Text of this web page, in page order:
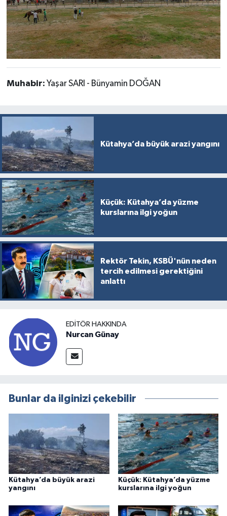
Muhabir: Yaşar SARI - Bünyamin DOĞAN
Kütahya’da büyük arazi yangını
Küçük: Kütahya’da yüzme
kurslarına ilgi yoğun
Rektör Tekin, KSBÜ'nün neden
tercih edilmesi gerektiğini
anlattı
EDITÖR HAKKINDA
Nurcan Günay
Bunlar da ilginizi çekebilir
Kütahya’da büyük arazi
yangını
Küçük: Kütahya’da yüzme
kurslarına ilgi yoğun